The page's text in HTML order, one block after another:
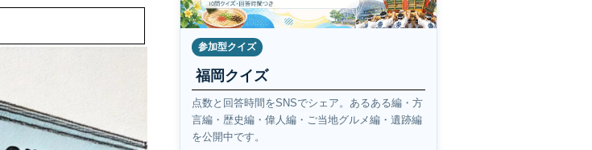
参加型クイズ
福岡クイズ
点数と回答時間をSNSでシェア。あるある編・方
言編・歴史編・偉人編・ご当地グルメ編・遺跡編
を公開中です。